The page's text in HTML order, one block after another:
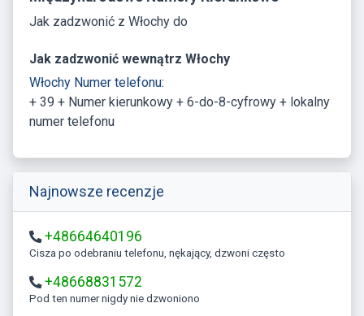
Jak zadzwonić z Włochy do
Jak zadzwonić wewnątrz Włochy
Włochy Numer telefonu:
+ 39 + Numer kierunkowy + 6-do-8-cyfrowy + lokalny
numer telefonu
Najnowsze recenzje
+48664640196
Cisza po odebraniu telefonu, nękający, dzwoni często
+48668831572
Pod ten numer nigdy nie dzwoniono